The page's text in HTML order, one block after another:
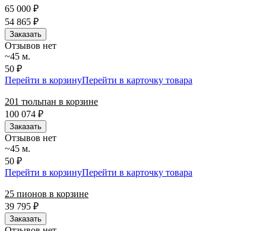
65 000 ₽
54 865 ₽
Заказать
Отзывов нет
~45 м.
50 ₽
Перейти в корзинуПерейти в карточку товара
201 тюльпан в корзине
100 074 ₽
Заказать
Отзывов нет
~45 м.
50 ₽
Перейти в корзинуПерейти в карточку товара
25 пионов в корзине
39 795 ₽
Заказать